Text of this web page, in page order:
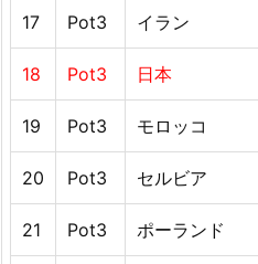
17 Pot3 イラン
18 Pot3 日本
19 Pot3 モロッコ
20 Pot3 セルビア
21 Pot3 ポーランド